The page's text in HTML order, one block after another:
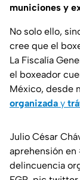
municiones y
No solo ello,
cree que el
La Fiscalía
el boxeador
México, desde
organizada y
Julio César
aprehensión en
delincuencia